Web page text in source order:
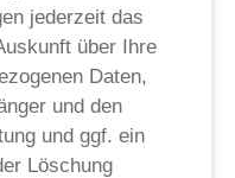
jederzeit das
über Ihre
Daten,
und den
und ggf. ein
Löschung